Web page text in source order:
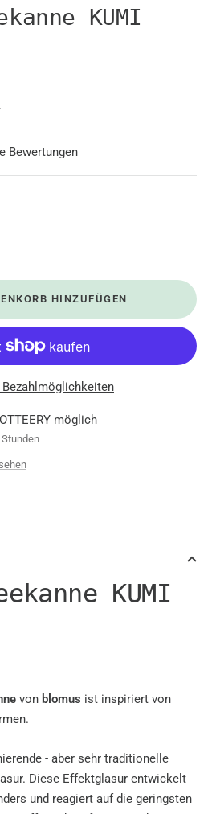
KUMI
Bewertungen
HINZUFÜGEN
Bezahlmöglichkeiten
möglich
KUMI
von blomus ist inspiriert von
- aber sehr traditionelle
Diese Effektglasur entwickelt
und reagiert auf die geringsten